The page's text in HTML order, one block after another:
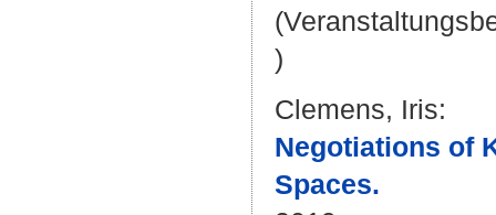
)
Clemens, Iris:
Negotiations of
Spaces.